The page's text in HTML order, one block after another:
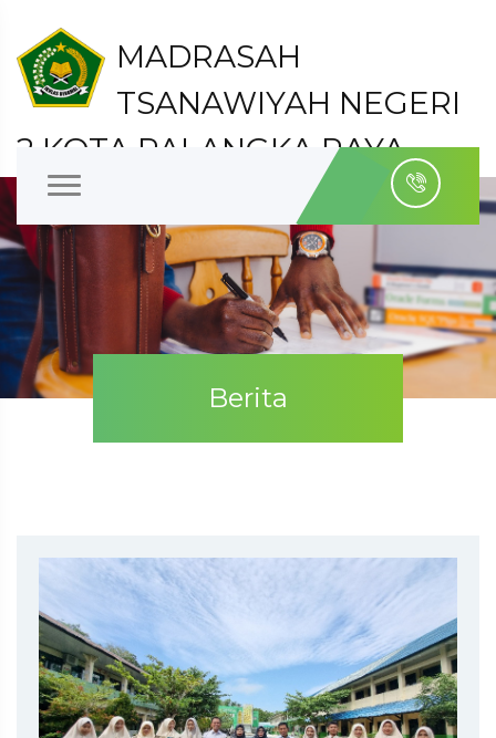
MADRASAH
TSANAWIYAH NEGERI
2 KOTA PALANGKA RAYA
Kelurahan Bukit Tunggal Kecamatan Jekan Raya
Berita